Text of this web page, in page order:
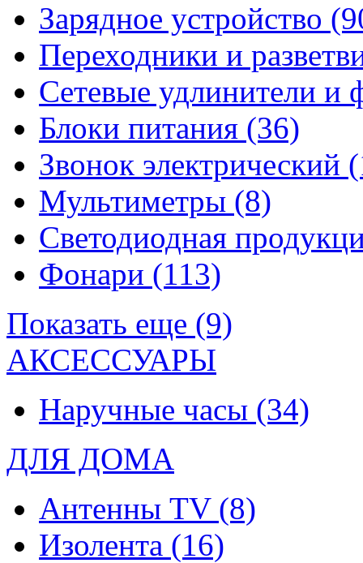
Зарядное устройство
Переходники и
Сетевые удлинители и
Блоки питания (36)
Звонок электрический
Мультиметры (8)
Светодиодная
Фонари (113)
Показать еще (9)
АКСЕССУАРЫ
Наручные часы (34)
ДЛЯ ДОМА
Антенны TV (8)
Изолента (16)